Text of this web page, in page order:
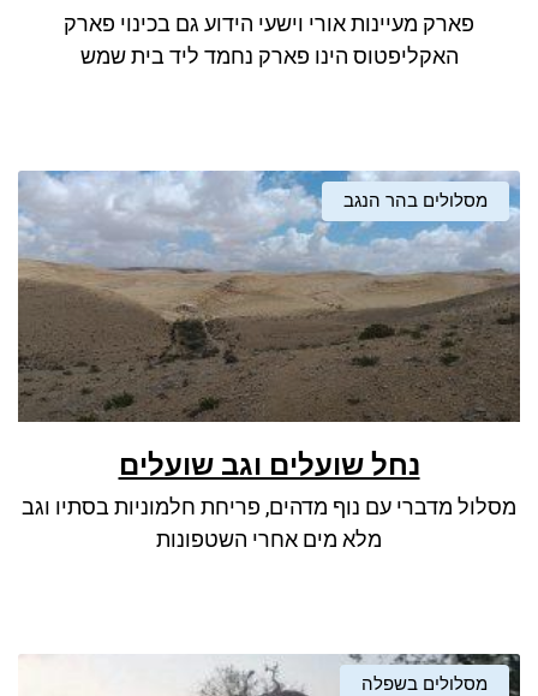
פארק מעיינות אורי וישעי הידוע גם בכינוי פארק
האקליפטוס הינו פארק נחמד ליד בית שמש
מסלולים בהר הנגב
נחל שועלים וגב שועלים
מסלול מדברי עם נוף מדהים, פריחת חלמוניות בסתיו וגב
מלא מים אחרי השטפונות
מסלולים בשפלה